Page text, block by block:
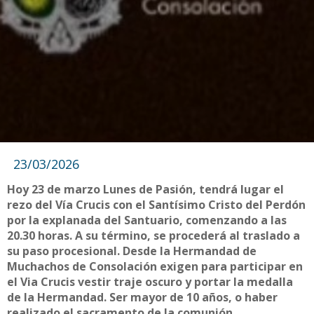
23/03/2026
Hoy 23 de marzo Lunes de Pasión, tendrá lugar el
rezo del Vía Crucis con el Santísimo Cristo del Perdón
por la explanada del Santuario, comenzando a las
20.30 horas. A su término, se procederá al traslado a
su paso procesional. Desde la Hermandad de
Muchachos de Consolación exigen para participar en
el Via Crucis vestir traje oscuro y portar la medalla
de la Hermandad. Ser mayor de 10 años, o haber